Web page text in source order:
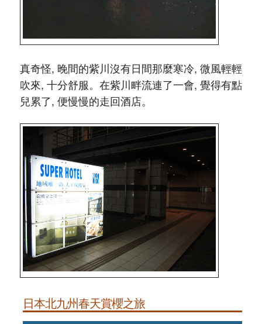
真奇怪, 晚間的紫川沒有日間那麼寒冷, 微風輕輕
吹來, 十分舒服。在紫川畔流連了一會, 覺得有點
兒累了, 便慢慢的走回酒店。
日本北九州春天賞櫻之旅